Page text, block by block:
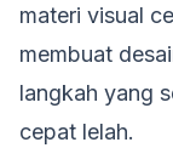
materi visual
membuat
langkah yang
cepat lelah.